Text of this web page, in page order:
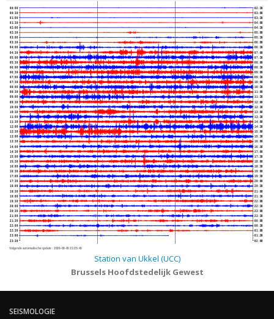
00:00
00:30
01:00
01:30
02:00
02:30
03:00
03:30
04:00
04:30
05:00
05:30
06:00
06:30
07:00
07:30
08:00
08:30
09:00
09:30
10:00
10:30
11:00
11:30
12:00
12:30
13:00
13:30
14:00
14:30
15:00
15:30
16:00
16:30
17:00
17:30
18:00
18:30
19:00
19:30
20:00
20:30
21:00
21:30
22:00
22:30
23:00
23:30
02:30
03:00
03:30
04:00
04:30
05:00
05:30
06:00
06:30
07:00
07:30
08:00
08:30
09:00
09:30
10:00
10:30
11:00
11:30
12:00
12:30
13:00
13:30
14:00
14:30
15:00
15:30
16:00
16:30
17:00
17:30
18:00
18:30
19:00
19:30
20:00
20:30
21:00
21:30
22:00
22:30
23:00
23:30
00:00
00:30
01:00
01:30
02:00
Volgende automatische update : 2026-08-06 23:25:40
Station van Ukkel (UCC)
Brussels Hoofdstedelijk Gewest
SEISMOLOGIE